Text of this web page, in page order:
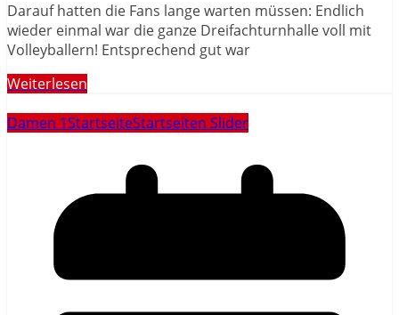
Darauf hatten die Fans lange warten müssen: Endlich
wieder einmal war die ganze Dreifachturnhalle voll mit
Volleyballern! Entsprechend gut war
Weiterlesen
Damen 1StartseiteStartseiten Slider